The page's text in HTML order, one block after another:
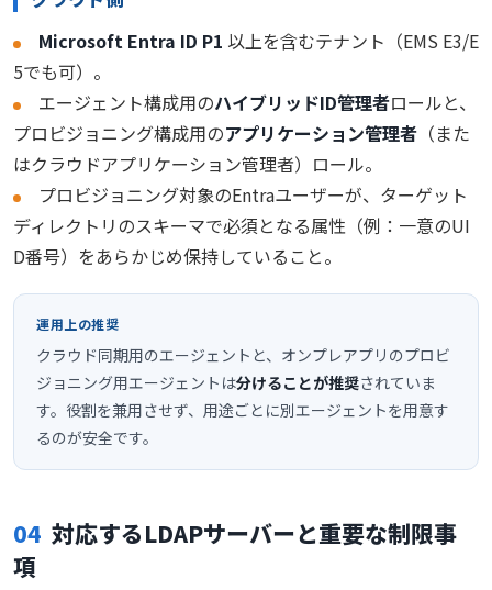
Microsoft Entra ID P1 以上を含むテナント（EMS E3/E
5でも可）。
エージェント構成用のハイブリッドID管理者ロールと、
プロビジョニング構成用のアプリケーション管理者 （また
はクラウドアプリケーション管理者）ロール。
プロビジョニング対象のEntraユーザーが、ターゲット
ディレクトリのスキーマで必須となる属性（例：一意のUI
D番号）をあらかじめ保持していること。
運用上の推奨
クラウド同期用のエージェントと、オンプレアプリのプロビ
ジョニング用エージェントは分けることが推奨されていま
す。役割を兼用させず、用途ごとに別エージェントを用意す
るのが安全です。
04 対応するLDAPサーバーと重要な制限事
項